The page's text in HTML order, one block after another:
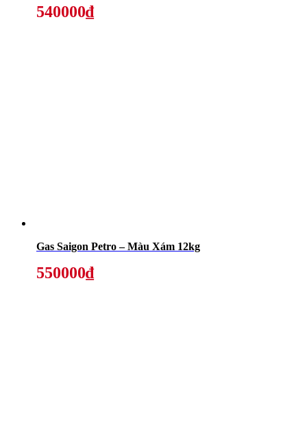
540000₫
Gas Saigon Petro – Màu Xám 12kg
550000₫